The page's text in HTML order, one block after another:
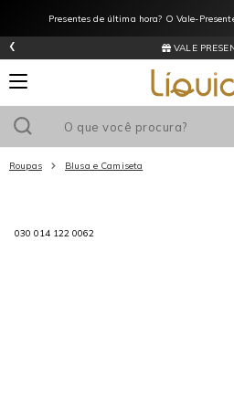
Presentes de última hora? O Vale-
VALE
‹
Roupas Blusa e Camiseta
030 014 122 0062